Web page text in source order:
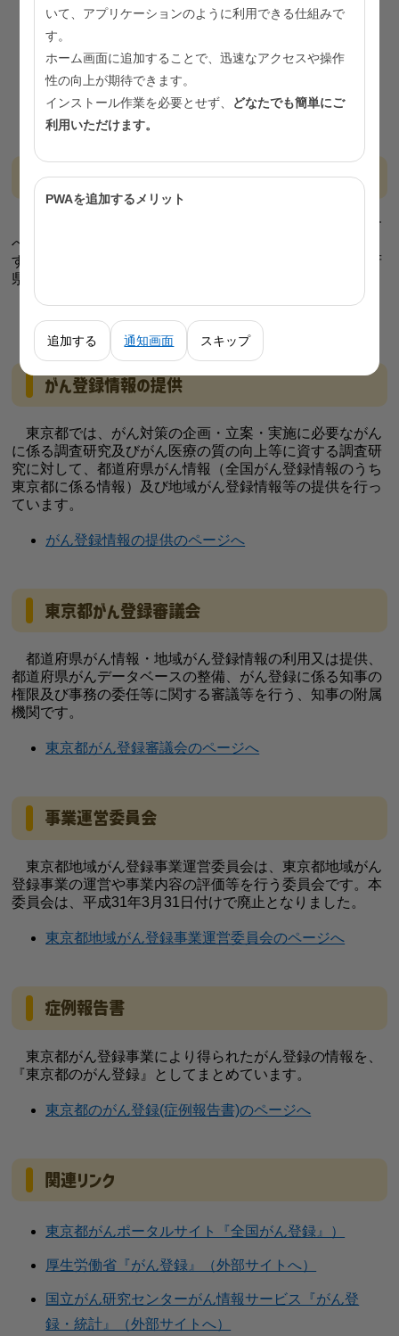
東京都がん登録審議会規則（PDF：124KB）
東京都がん登録審議会要綱（ PDF：122KB
がん登録等の推進に関する法律施行細則（
78KB ）
がん登録推進法に基づく診療所の指定
全国がん登録情報の届出は、がん登録推進法により、す
べての病院及び指定された診療所が行うこととされていま
す。診療所の指定は、その開設者の申請に応じて、都道府
県知事が行っています。
がん登録情報の提供
東京都では、がん対策の企画・立案・実施に必要ながん
に係る調査研究及びがん医療の質の向上等に資する調査研
究に対して、都道府県がん情報（全国がん登録情報のうち
東京都に係る情報）及び地域がん登録情報等の提供を行っ
ています。
がん登録情報の提供のページへ
東京都がん登録審議会
都道府県がん情報・地域がん登録情報の利用又は提供、
都道府県がんデータベースの整備、がん登録に係る知事の
権限及び事務の委任等に関する審議等を行う、知事の附属
機関です。
東京都がん登録審議会のページへ
事業運営委員会
東京都地域がん登録事業運営委員会は、東京都地域がん
登録事業の運営や事業内容の評価等を行う委員会です。本
委員会は、平成31年3月31日付けで廃止となりました。
東京都地域がん登録事業運営委員会のページへ
症例報告書
東京都がん登録事業により得られたがん登録の情報を、
『東京都のがん登録』としてまとめています。
東京都のがん登録(症例報告書)のページへ
関連リンク
東京都がんポータルサイト『全国がん登録』）
厚生労働省『がん登録』（外部サイトへ）
国立がん研究センターがん情報サービス『がん登
録・統計』（外部サイトへ）
いて、アプリケーションのように利用できる仕組みで
す。
ホーム画面に追加することで、迅速なアクセスや操作
性の向上が期待できます。
インストール作業を必要とせず、 どなたでも簡単にご
利用いただけます。
PWAを追加するメリット
追加する 通知画面 スキップ